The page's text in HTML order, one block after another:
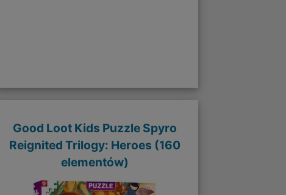
Good Loot Kids Puzzle Spyro
Reignited Trilogy: Heroes (160
elementów)